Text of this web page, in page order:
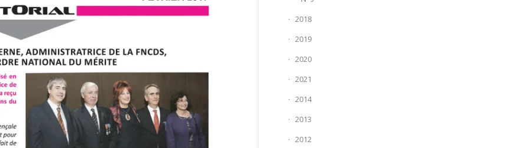
2018
2019
2020
2021
2014
2013
2012